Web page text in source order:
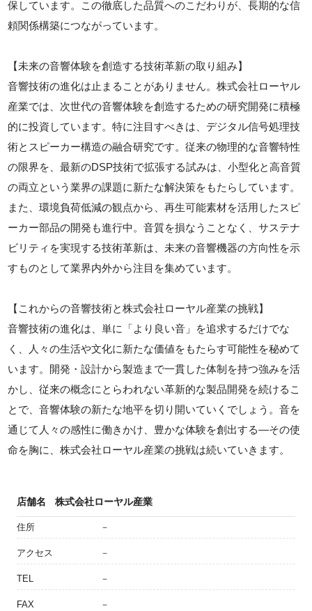
保しています。この徹底した品質へのこだわりが、長期的な信
頼関係構築につながっています。
【未来の音響体験を創造する技術革新の取り組み】
音響技術の進化は止まることがありません。株式会社ローヤル
産業では、次世代の音響体験を創造するための研究開発に積極
的に投資しています。特に注目すべきは、デジタル信号処理技
術とスピーカー構造の融合研究です。従来の物理的な音響特性
の限界を、最新のDSP技術で拡張する試みは、小型化と高音質
の両立という業界の課題に新たな解決策をもたらしています。
また、環境負荷低減の観点から、再生可能素材を活用したスピ
ーカー部品の開発も進行中。音質を損なうことなく、サステナ
ビリティを実現する技術革新は、未来の音響機器の方向性を示
すものとして業界内外から注目を集めています。
【これからの音響技術と株式会社ローヤル産業の挑戦】
音響技術の進化は、単に「より良い音」を追求するだけでな
く、人々の生活や文化に新たな価値をもたらす可能性を秘めて
います。開発・設計から製造まで一貫した体制を持つ強みを活
かし、従来の概念にとらわれない革新的な製品開発を続けるこ
とで、音響体験の新たな地平を切り開いていくでしょう。音を
通じて人々の感性に働きかけ、豊かな体験を創出する—その使
命を胸に、株式会社ローヤル産業の挑戦は続いていきます。
店舗名 株式会社ローヤル産業
住所 －
アクセス －
TEL －
FAX －